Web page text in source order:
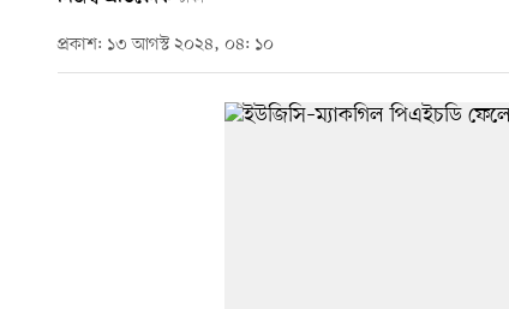
প্রকাশ: ১৩ আগস্ট ২০২৪, ০৪: ১০